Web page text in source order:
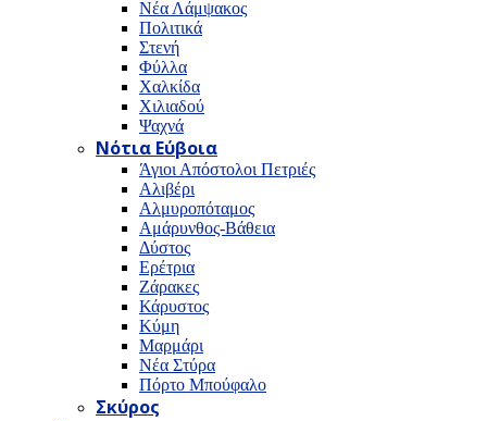
Νέα Λάμψακος
Πολιτικά
Στενή
Φύλλα
Χαλκίδα
Χιλιαδού
Ψαχνά
Νότια Εύβοια
Άγιοι Απόστολοι Πετριές
Αλιβέρι
Αλμυροπόταμος
Αμάρυνθος-Βάθεια
Δύστος
Ερέτρια
Ζάρακες
Κάρυστος
Κύμη
Μαρμάρι
Νέα Στύρα
Πόρτο Μπούφαλο
Σκύρος